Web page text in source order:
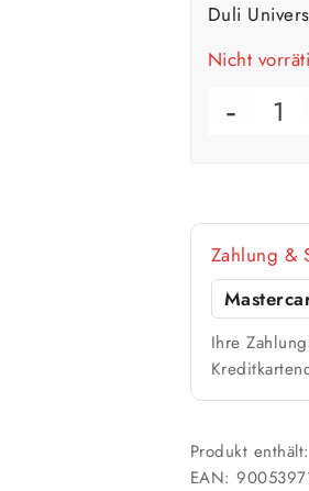
🎨 Jetziger
Werte sind
Duli
Nicht
Zahlung &
Ihre
Produkt
EAN: